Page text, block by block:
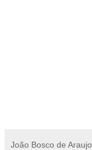
João Bosco de Araujo